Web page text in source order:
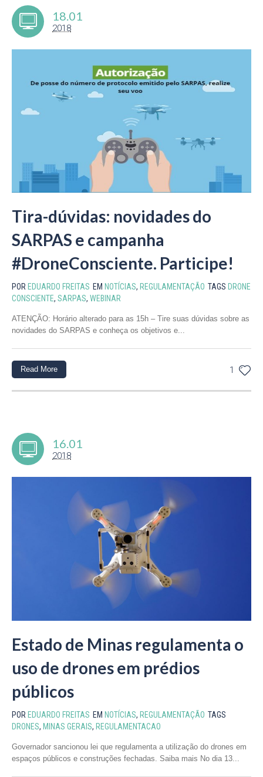
18.01
2018
Tira-dúvidas: novidades do
SARPAS e campanha
#DroneConsciente. Participe!
POR EDUARDO FREITAS EM NOTÍCIAS, REGULAMENTAÇÃO TAGS DRONE
CONSCIENTE, SARPAS, WEBINAR
ATENÇÃO: Horário alterado para as 15h – Tire suas dúvidas sobre as
novidades do SARPAS e conheça os objetivos e...
1
Read More
16.01
2018
Estado de Minas regulamenta o
uso de drones em prédios
públicos
POR EDUARDO FREITAS EM NOTÍCIAS, REGULAMENTAÇÃO TAGS
DRONES, MINAS GERAIS, REGULAMENTACAO
Governador sancionou lei que regulamenta a utilização do drones em
espaços públicos e construções fechadas. Saiba mais No dia 13...